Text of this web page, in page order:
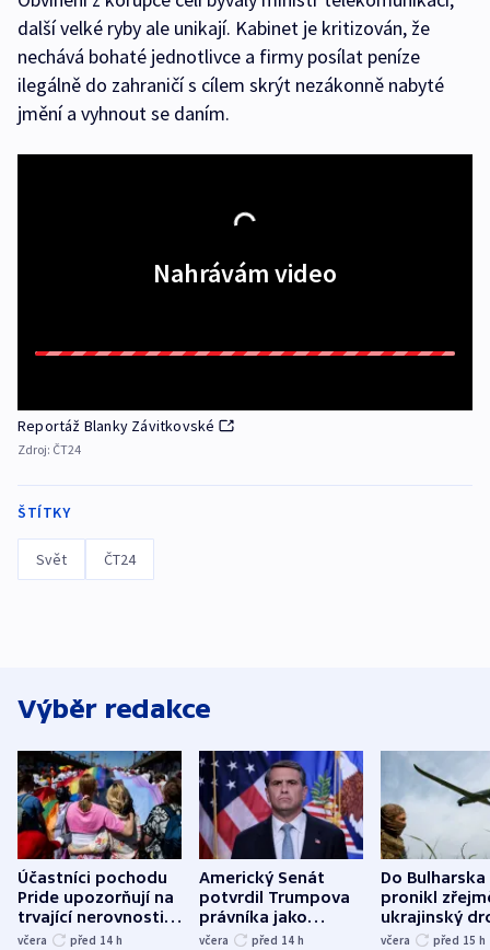
další velké ryby ale unikají. Kabinet je kritizován, že
nechává bohaté jednotlivce a firmy posílat peníze
ilegálně do zahraničí s cílem skrýt nezákonně nabyté
jmění a vyhnout se daním.
Nahrávám video
Reportáž Blanky Závitkovské
Zdroj: ČT24
ŠTÍTKY
Svět ČT24
Výběr redakce
Účastníci pochodu
Pride upozorňují na
trvající nerovnosti i
společenskou
včera před 14 h
Americký Senát
potvrdil Trumpova
právníka jako
ministra
včera před 14 h
Do Bulharska
pronikl
ukrajinský
explodoval
včera před 15 h